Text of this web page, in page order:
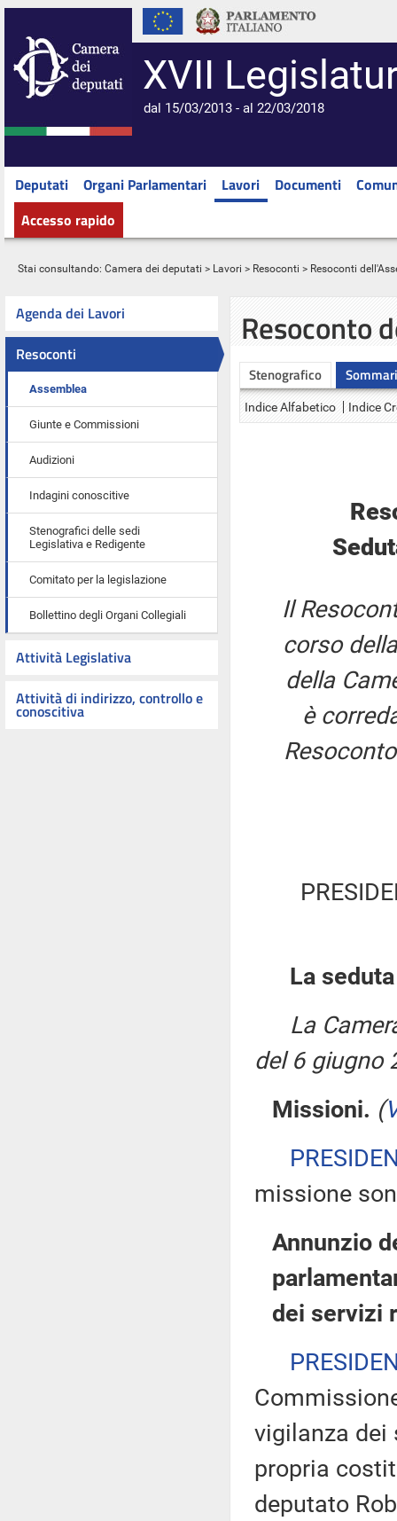
XVII
dal 15/03/2013 - al 22/03/2018
Deputati Organi Parlamentari Lavori Documenti
Accesso rapido
Stai consultando: Camera dei deputati > Lavori > Resoconti > Resoconti
Agenda dei Lavori
Resoconti
Assemblea
Giunte e Commissioni
Audizioni
Indagini conoscitive
Stenografici delle sedi
Legislativa e Redigente
Comitato per la legislazione
Bollettino degli Organi Collegiali
Attività Legislativa
Attività di indirizzo, controllo e
conoscitiva
Resoconto
Stenografico
Indice Alfabetico Indice
Il
corso
della
è
La
La
del 6 giugno
Missioni. (
missione
Annunzio
dei servizi
vigilanza dei
propria
deputato